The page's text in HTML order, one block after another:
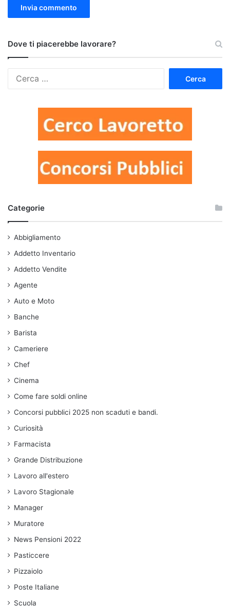
Dove ti piacerebbe lavorare?
Categorie
Abbigliamento
Addetto Inventario
Addetto Vendite
Agente
Auto e Moto
Banche
Barista
Cameriere
Chef
Cinema
Come fare soldi online
Concorsi pubblici 2025 non scaduti e bandi.
Curiosità
Farmacista
Grande Distribuzione
Lavoro all'estero
Lavoro Stagionale
Manager
Muratore
News Pensioni 2022
Pasticcere
Pizzaiolo
Poste Italiane
Scuola